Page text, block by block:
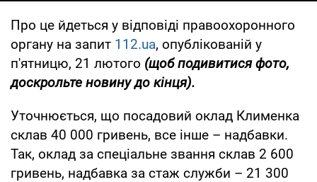
Про це йдеться у відповіді правоохоронного
органу на запит 112.ua, опублікованій у
п'ятницю, 21 лютого (щоб подивитися фото,
доскрольте новину до кінця).
Уточнюється, що посадовий оклад Клименка
склав 40 000 гривень, все інше – надбавки.
Так, оклад за спеціальне звання склав 2 600
гривень, надбавка за стаж служби – 21 300